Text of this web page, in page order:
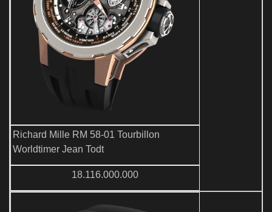
Richard Mille RM 58-01 Tourbillon
Worldtimer Jean Todt
18.116.000.000